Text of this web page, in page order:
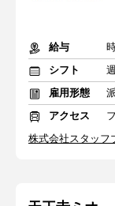
給与
シフト
雇用形態
アクセス
株式会社スタッフ